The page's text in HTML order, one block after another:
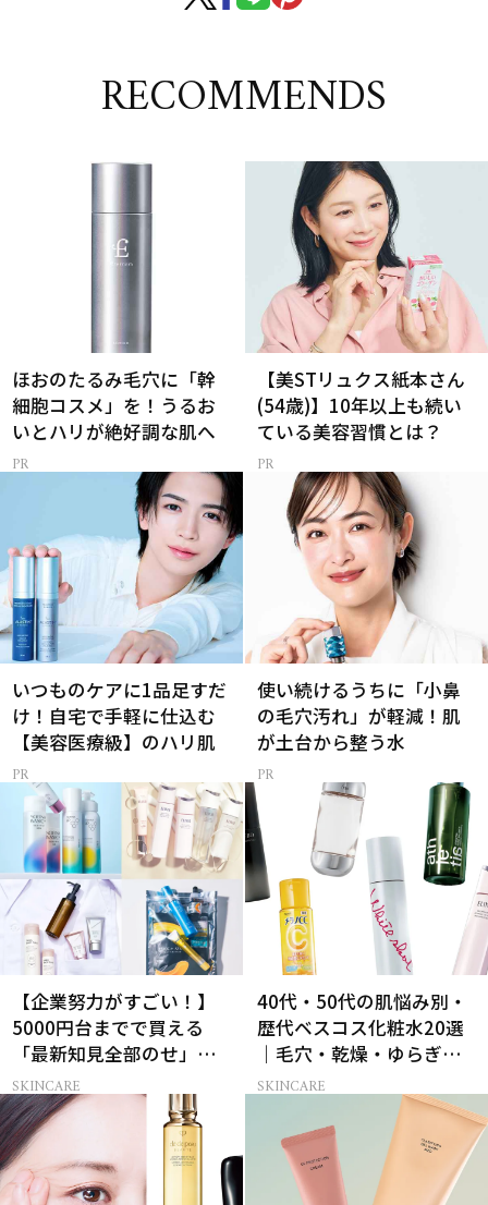
RECOMMENDS
ほおのたるみ毛穴に「幹
細胞コスメ」を！うるお
いとハリが絶好調な肌へ
【美STリュクス紙本さん
(54歳)】10年以上も続い
ている美容習慣とは？
いつものケアに1品足すだ
け！自宅で手軽に仕込む
【美容医療級】のハリ肌
使い続けるうちに「小鼻
の毛穴汚れ」が軽減！肌
が土台から整う水
【企業努力がすごい！】
5000円台までで買える
「最新知見全部のせ」ス
キンケア名品34選
SKINCARE
40代・50代の肌悩み別・
歴代ベスコス化粧水20選
｜毛穴・乾燥・ゆらぎな
ど
SKINCARE